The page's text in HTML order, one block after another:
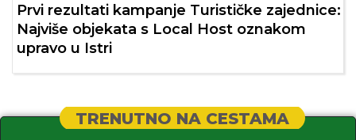
Prvi rezultati kampanje Turističke zajednice:
Najviše objekata s Local Host oznakom
upravo u Istri
TRENUTNO NA CESTAMA